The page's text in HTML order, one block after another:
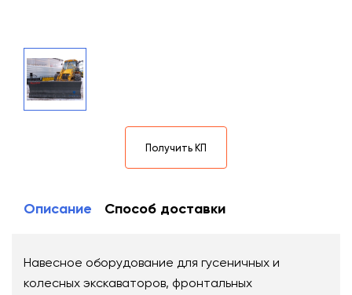
Получить КП
Описание Способ доставки
Навесное оборудование для гусеничных и
колесных экскаваторов, фронтальных